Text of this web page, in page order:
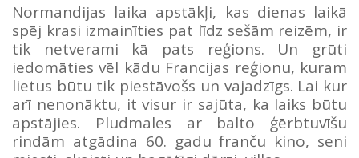
Normandijas laika apstākļi, kas dienas laikā
spēj krasi izmainīties pat līdz sešām reizēm, ir
tik netverami kā pats reģions. Un grūti
iedomāties vēl kādu Francijas reģionu, kuram
lietus būtu tik piestāvošs un vajadzīgs. Lai kur
arī nenonāktu, it visur ir sajūta, ka laiks būtu
apstājies. Pludmales ar balto ģērbtuvīšu
rindām atgādina 60. gadu franču kino, seni